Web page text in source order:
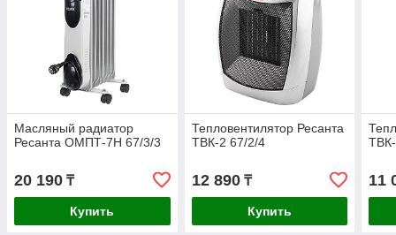
Масляный радиатор
Ресанта ОМПТ-7Н 67/3/3
20 190 ₸
Купить
Тепловентилятор Ресанта
ТВК-2 67/2/4
12 890₸
Купить
11